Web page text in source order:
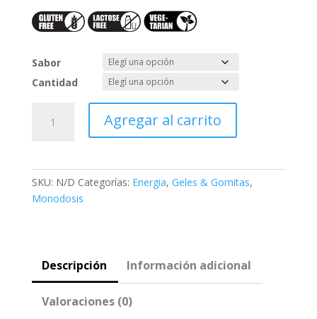
Sabor
Cantidad
ENERGY
cantidad
Agregar al carrito
SKU: N/D Categorías: Energia, Geles & Gomitas,
Monodosis
Descripción Información adicional
Valoraciones (0)